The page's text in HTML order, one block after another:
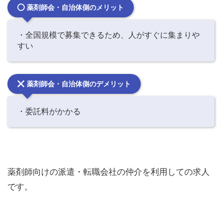
薬剤師会・自治体側のメリット
・全国規模で募集できるため、人がすぐに集まりや
すい
薬剤師会・自治体側のデメリット
・委託料がかかる
薬剤師向けの派遣・転職会社の仲介を利用しての求人
です。